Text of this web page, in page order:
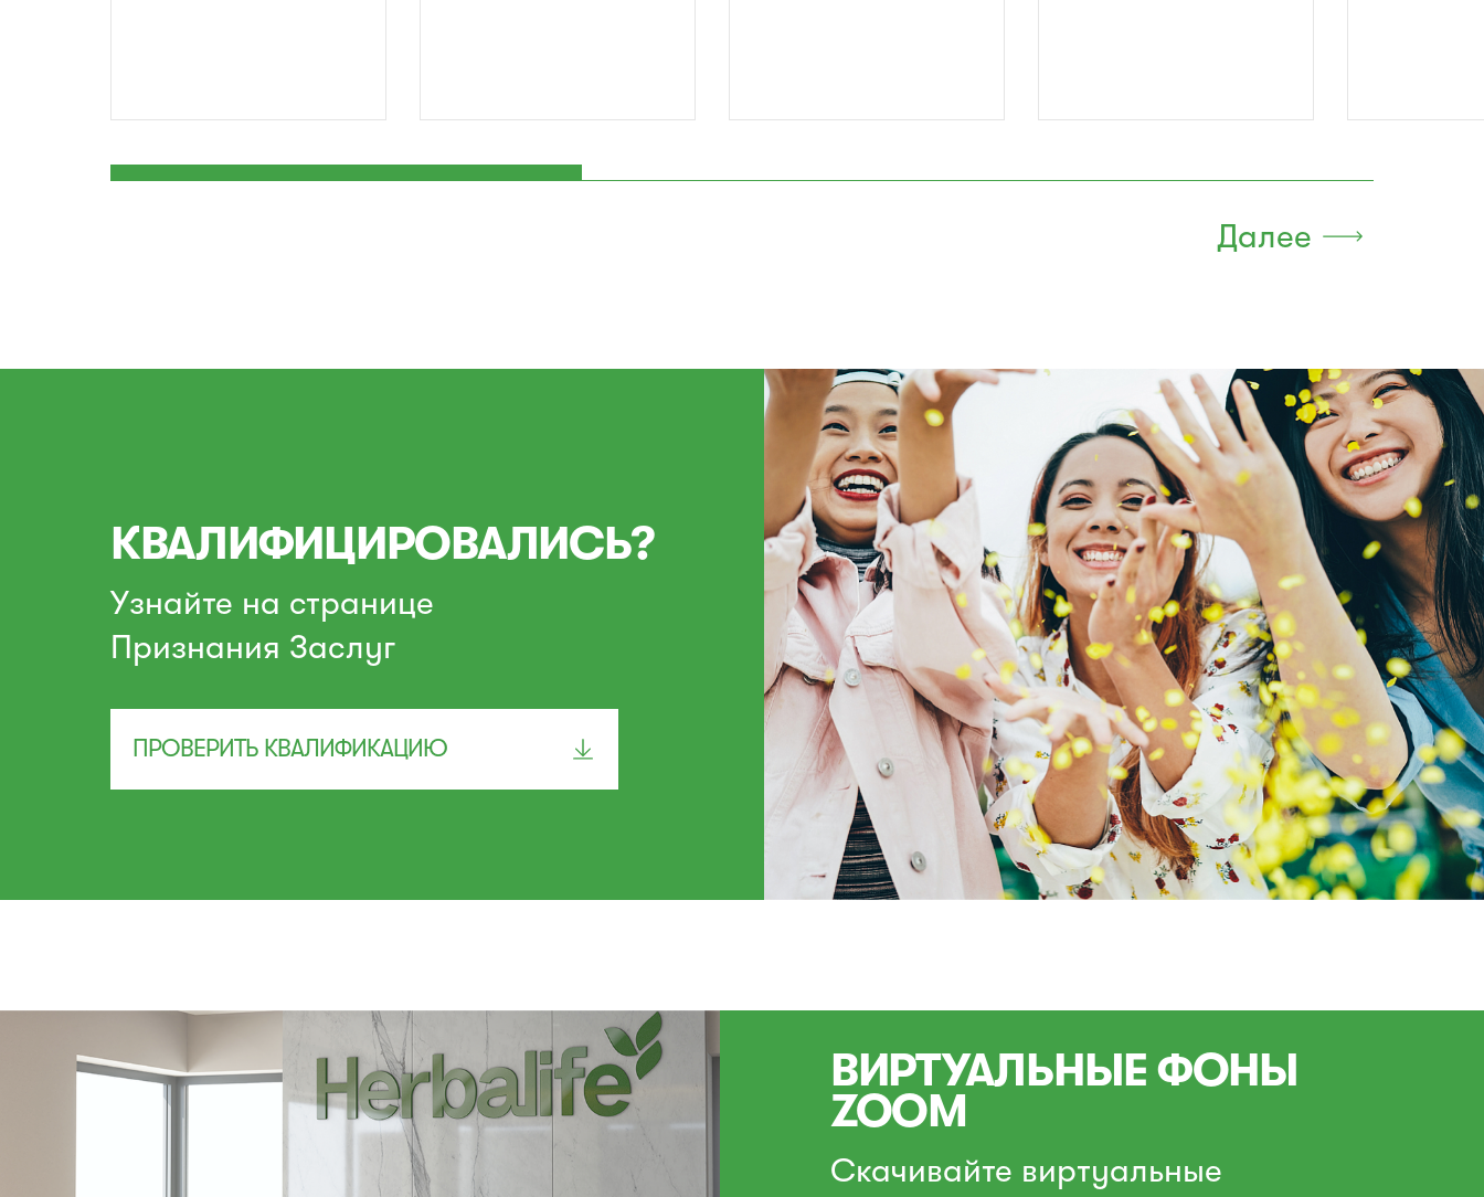
Далее
КВАЛИФИЦИРОВАЛИСЬ?
Узнайте на странице
Признания Заслуг
ПРОВЕРИТЬ КВАЛИФИКАЦИЮ
ВИРТУАЛЬНЫЕ ФОНЫ
ZOOM
Скачивайте виртуальные